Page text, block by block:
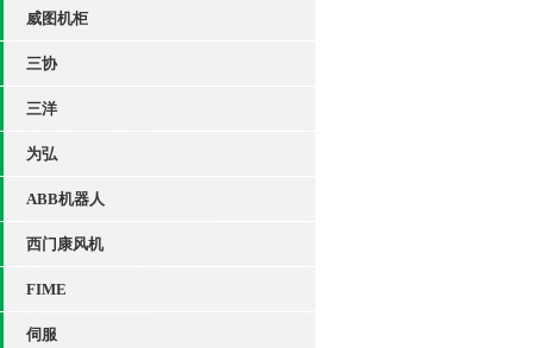
威图机柜
三协
三洋
为弘
ABB机器人
西门康风机
FIME
伺服